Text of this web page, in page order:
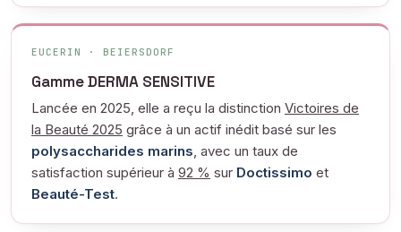
EUCERIN · BEIERSDORF
Gamme DERMA SENSITIVE
Lancée en 2025, elle a reçu la distinction Victoires de
la Beauté 2025 grâce à un actif inédit basé sur les
polysaccharides marins, avec un taux de
satisfaction supérieur à 92 % sur Doctissimo et
Beauté-Test.